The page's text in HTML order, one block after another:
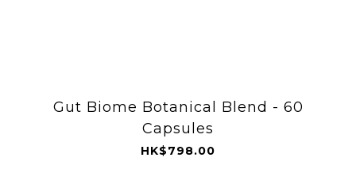
Gut Biome Botanical Blend - 60
Capsules
HK$798.00